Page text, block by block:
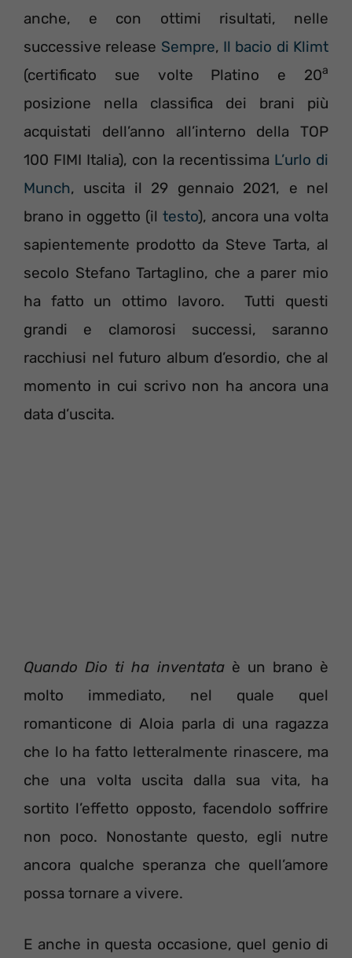
anche, e con ottimi risultati, nelle
successive release Sempre, Il bacio di Klimt
(certificato sue volte Platino e 20a
posizione nella classifica dei brani più
acquistati dell’anno all’interno della TOP
100 FIMI Italia), con la recentissima L’urlo di
Munch, uscita il 29 gennaio 2021, e nel
brano in oggetto (il testo), ancora una volta
sapientemente prodotto da Steve Tarta, al
secolo Stefano Tartaglino, che a parer mio
ha fatto un ottimo lavoro. Tutti questi
grandi e clamorosi successi, saranno
racchiusi nel futuro album d’esordio, che al
momento in cui scrivo non ha ancora una
data d’uscita.
Quando Dio ti ha inventataè un brano è
molto immediato, nel quale quel
romanticone di Aloia parla di una ragazza
che lo ha fatto letteralmente rinascere, ma
che una volta uscita dalla sua vita, ha
sortito l’effetto opposto, facendolo soffrire
non poco. Nonostante questo, egli nutre
ancora qualche speranza che quell’amore
possa tornare a vivere.
E anche in questa occasione, quel genio di